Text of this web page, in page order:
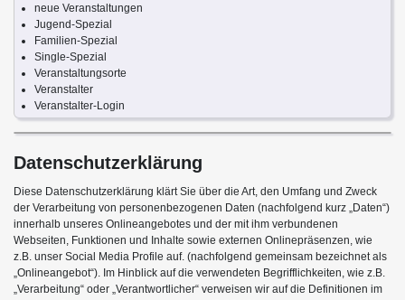
neue Veranstaltungen
Jugend-Spezial
Familien-Spezial
Single-Spezial
Veranstaltungsorte
Veranstalter
Veranstalter-Login
Datenschutzerklärung
Diese Datenschutzerklärung klärt Sie über die Art, den Umfang und Zweck
der Verarbeitung von personenbezogenen Daten (nachfolgend kurz „Daten“)
innerhalb unseres Onlineangebotes und der mit ihm verbundenen
Webseiten, Funktionen und Inhalte sowie externen Onlinepräsenzen, wie
z.B. unser Social Media Profile auf. (nachfolgend gemeinsam bezeichnet als
„Onlineangebot“). Im Hinblick auf die verwendeten Begrifflichkeiten, wie z.B.
„Verarbeitung“ oder „Verantwortlicher“ verweisen wir auf die Definitionen im